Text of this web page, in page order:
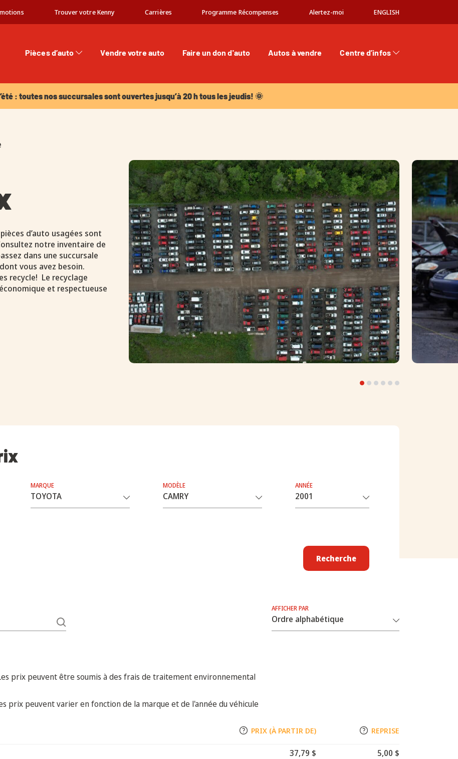
Trouver votre Kenny Carrières Programme Récompenses Alertez-moi ENGLISH
Pièces d’auto Vendre votre auto Faire un don d'auto Autos à vendre
Centre d’infos
: toutes nos succursales sont ouvertes jusqu’à 20 h tous les jeudis! 🌞
d’auto usagées sont
notre inventaire de
dans une succursale
vous avez besoin.
recycle! Le recyclage
et respectueuse
MARQUE MODÈLE ANNÉE
Recherche
AFFICHER PAR
prix peuvent être soumis à des frais de traitement environnemental
prix peuvent varier en fonction de la marque et de l'année du véhicule
PRIX (À PARTIR DE) REPRISE
37,79 $
5,00 $